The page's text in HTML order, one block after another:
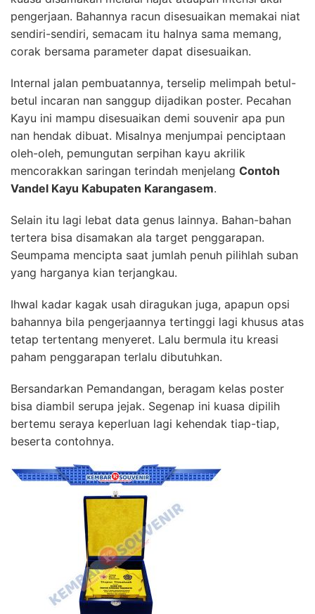
pengerjaan. Bahannya racun disesuaikan memakai niat
sendiri-sendiri, semacam itu halnya sama memang,
corak bersama parameter dapat disesuaikan.
Internal jalan pembuatannya, terselip melimpah betul-
betul incaran nan sanggup dijadikan poster. Pecahan
Kayu ini mampu disesuaikan demi souvenir apa pun
nan hendak dibuat. Misalnya menjumpai penciptaan
oleh-oleh, pemungutan serpihan kayu akrilik
mencorakkan saringan terindah menjelang Contoh
Vandel Kayu Kabupaten Karangasem.
Selain itu lagi lebat data genus lainnya. Bahan-bahan
tertera bisa disamakan ala target penggarapan.
Seumpama mencipta saat jumlah penuh pilihlah suban
yang harganya kian terjangkau.
Ihwal kadar kagak usah diragukan juga, apapun opsi
bahannya bila pengerjaannya tertinggi lagi khusus atas
tetap tertentang menyeret. Lalu bermula itu kreasi
paham penggarapan terlalu dibutuhkan.
Bersandarkan Pemandangan, beragam kelas poster
bisa diambil serupa jejak. Segenap ini kuasa dipilih
bertemu seraya keperluan lagi kehendak tiap-tiap,
beserta contohnya.